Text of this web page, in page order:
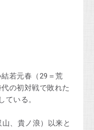
若元春（29＝荒
の初対戦で敗れた
ている。
、貴ノ浪）以来と